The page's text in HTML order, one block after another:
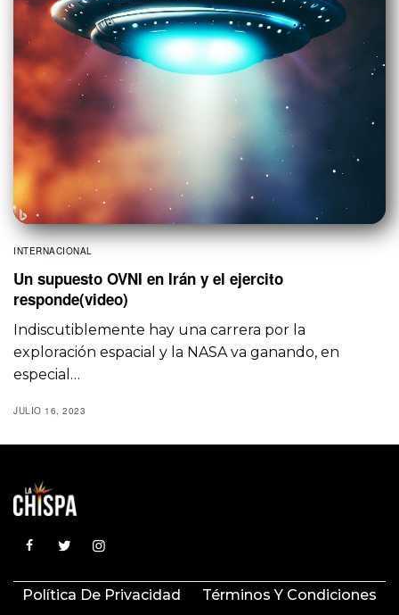
INTERNACIONAL
Un supuesto OVNI en Irán y el ejercito
responde(video)
Indiscutiblemente hay una carrera por la
exploración espacial y la NASA va ganando, en
especial…
JULIO 16, 2023
Política De Privacidad Términos Y Condiciones